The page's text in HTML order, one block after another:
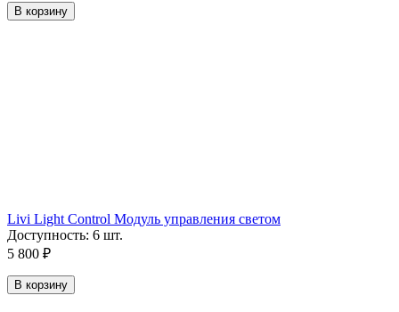
В корзину
Livi Light Control Модуль управления светом
Доступность: 6 шт.
5 800 ₽
В корзину